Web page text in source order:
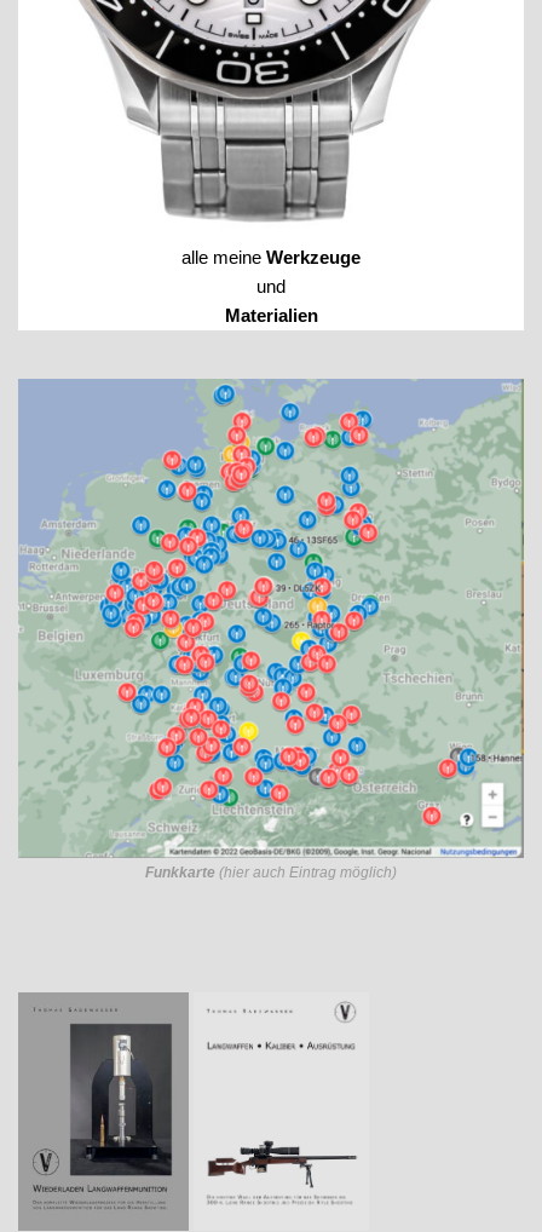
alle meine Werkzeuge
und
Materialien
Funkkarte (hier auch Eintrag möglich)